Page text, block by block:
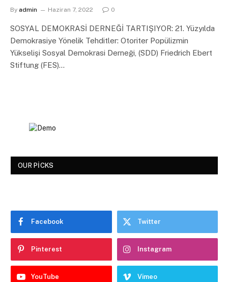
By admin Haziran 7, 2022 0
SOSYAL DEMOKRASİ DERNEĞİ TARTIŞIYOR: 21. Yüzyılda
Demokrasiye Yönelik Tehditler: Otoriter Popülizmin
Yükselişi Sosyal Demokrasi Derneği, (SDD) Friedrich Ebert
Stiftung (FES)…
OUR PICKS
Facebook Twitter
Pinterest Instagram
YouTube Vimeo